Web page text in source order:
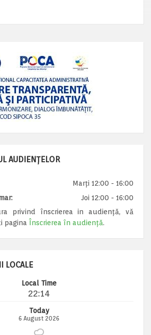
AUDIENȚELOR
Marți 12:00 - 16:00
Joi 12:00 - 16:00
privind înscrierea in audiență, vă
pagina Înscrierea în audiență.
LOCALE
Local Time
22:14
Today
6 August 2026